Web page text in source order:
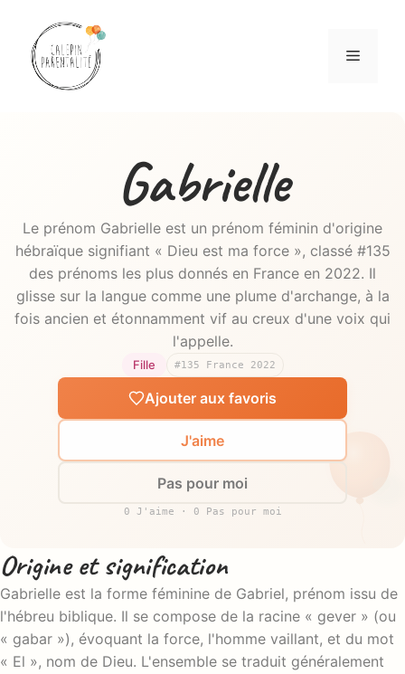
contenu
Menu
Gabrielle
Le prénom Gabrielle est un prénom féminin d'origine
hébraïque signifiant « Dieu est ma force », classé #135
des prénoms les plus donnés en France en 2022. Il
glisse sur la langue comme une plume d'archange, à la
fois ancien et étonnamment vif au creux d'une voix qui
l'appelle.
Fille #135 France 2022
Ajouter aux favoris
J'aime
Pas pour moi
0 J'aime · 0 Pas pour moi
Origine et signification
Gabrielle est la forme féminine de Gabriel, prénom issu de
l'hébreu biblique. Il se compose de la racine « gever » (ou
« gabar »), évoquant la force, l'homme vaillant, et du mot
« El », nom de Dieu. L'ensemble se traduit généralement